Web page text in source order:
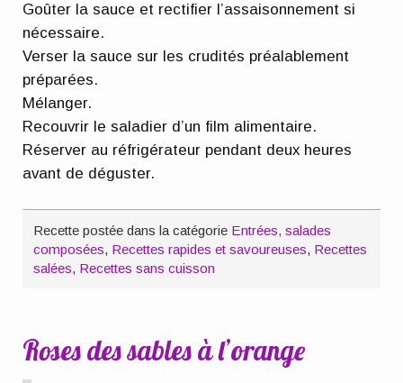
Goûter la sauce et rectifier l’assaisonnement si
nécessaire.
Verser la sauce sur les crudités préalablement
préparées.
Mélanger.
Recouvrir le saladier d’un film alimentaire.
Réserver au réfrigérateur pendant deux heures
avant de déguster.
Recette postée dans la catégorie Entrées, salades
composées, Recettes rapides et savoureuses, Recettes
salées, Recettes sans cuisson
Roses des sables à l’orange